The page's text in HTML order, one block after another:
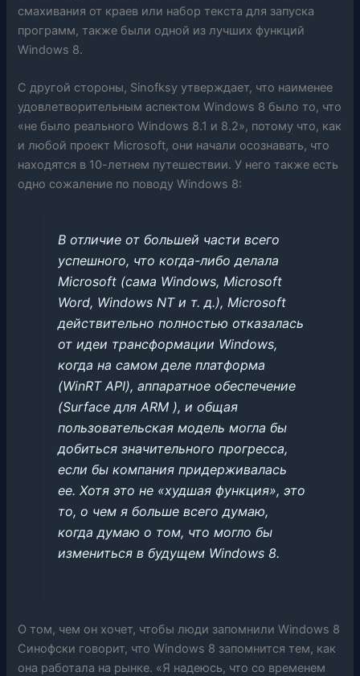
смахивания от краев или набор текста для запуска
программ, также были одной из лучших функций
Windows 8.
С другой стороны, Sinofksy утверждает, что наименее
удовлетворительным аспектом Windows 8 было то, что
«не было реального Windows 8.1 и 8.2», потому что, как
и любой проект Microsoft, они начали осознавать, что
находятся в 10-летнем путешествии. У него также есть
одно сожаление по поводу Windows 8:
В отличие от большей части всего
успешного, что когда-либо делала
Microsoft (сама Windows, Microsoft
Word, Windows NT и т. д.), Microsoft
действительно полностью отказалась
от идеи трансформации Windows,
когда на самом деле платформа
(WinRT API), аппаратное обеспечение
(Surface для ARM ), и общая
пользовательская модель могла бы
добиться значительного прогресса,
если бы компания придерживалась
ее. Хотя это не «худшая функция», это
то, о чем я больше всего думаю,
когда думаю о том, что могло бы
измениться в будущем Windows 8.
О том, чем он хочет, чтобы люди запомнили Windows 8
Синофски говорит, что Windows 8 запомнится тем, как
она работала на рынке. «Я надеюсь, что со временем